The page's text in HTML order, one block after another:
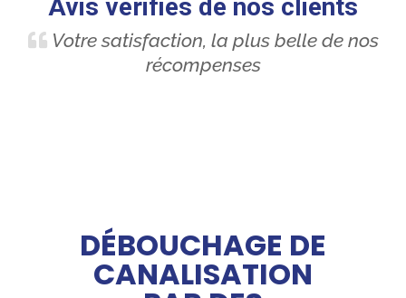
Avis vérifiés de nos clients
Votre satisfaction, la plus belle de nos
récompenses
DÉBOUCHAGE DE
CANALISATION